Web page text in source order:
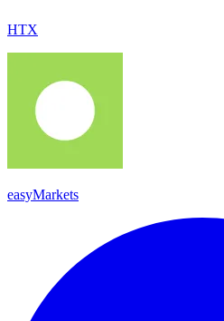
HTX
easyMarkets